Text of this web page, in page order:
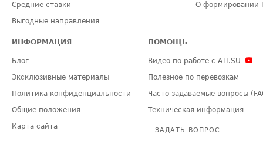
Средние ставки
Выгодные направления
О формировании
ИНФОРМАЦИЯ
Блог
Эксклюзивные материалы
Политика конфиденциальности
Общие положения
Карта сайта
ПОМОЩЬ
Видео по работе с ATI.SU
Полезное по перевозкам
Часто задаваемые вопросы
Техническая информация
ЗАДАТЬ ВОПРОС